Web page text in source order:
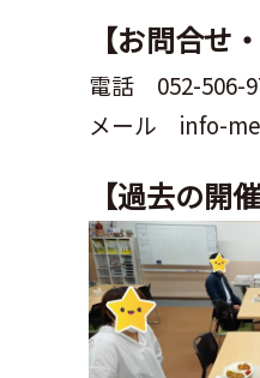
【お問合せ
電話 052-506-
メール info-
【過去の開